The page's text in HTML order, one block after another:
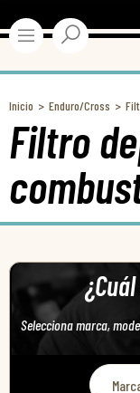
Inicio Enduro/Cross
Filtro
Selecciona marca,